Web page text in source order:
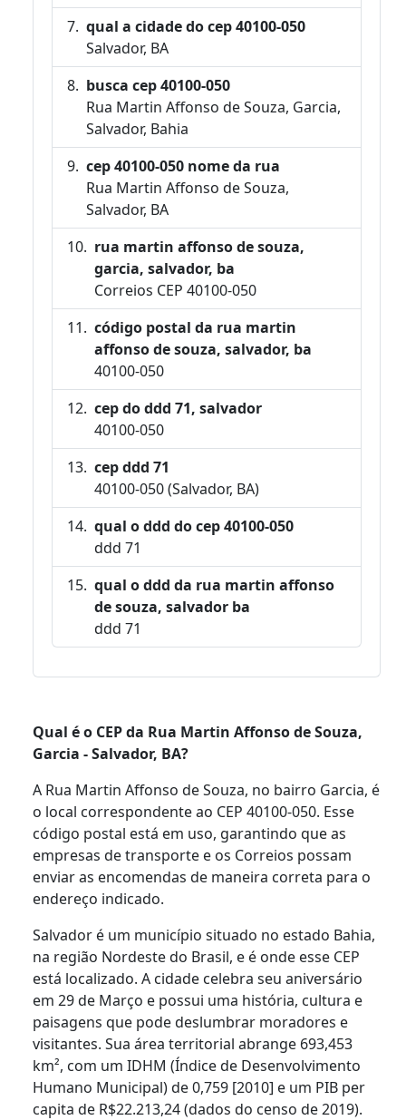
qual a cidade do cep 40100-050
Salvador, BA
busca cep 40100-050
Rua Martin Affonso de Souza, Garcia,
Salvador, Bahia
cep 40100-050 nome da rua
Rua Martin Affonso de Souza,
Salvador, BA
rua martin affonso de souza,
garcia, salvador, ba
Correios CEP 40100-050
código postal da rua martin
affonso de souza, salvador, ba
40100-050
cep do ddd 71, salvador
40100-050
cep ddd 71
40100-050 (Salvador, BA)
qual o ddd do cep 40100-050
ddd 71
qual o ddd da rua martin affonso
de souza, salvador ba
ddd 71
Qual é o CEP da Rua Martin Affonso de Souza,
Garcia - Salvador, BA?
A Rua Martin Affonso de Souza, no bairro Garcia, é
o local correspondente ao CEP 40100-050. Esse
código postal está em uso, garantindo que as
empresas de transporte e os Correios possam
enviar as encomendas de maneira correta para o
endereço indicado.
Salvador é um município situado no estado Bahia,
na região Nordeste do Brasil, e é onde esse CEP
está localizado. A cidade celebra seu aniversário
em 29 de Março e possui uma história, cultura e
paisagens que pode deslumbrar moradores e
visitantes. Sua área territorial abrange 693,453
km², com um IDHM (Índice de Desenvolvimento
Humano Municipal) de 0,759 [2010] e um PIB per
capita de R$22.213,24 (dados do censo de 2019).